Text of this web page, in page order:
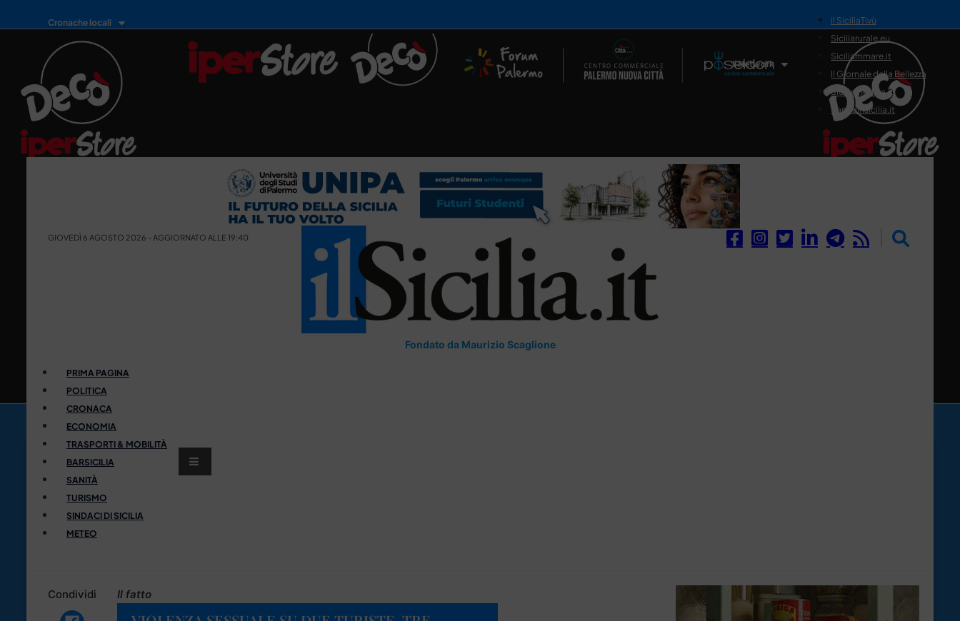
Cronache locali
Il Network
il SiciliaTivù
Siciliarurale.eu
Siciliammare.it
Il Giornale della Bellezza
Siciliamedica.it
Sanitainsicilia.it
GIOVEDÌ 6 AGOSTO 2026 - AGGIORNATO ALLE 19:40
Fondato da Maurizio Scaglione
PRIMA PAGINA
POLITICA
CRONACA
ECONOMIA
TRASPORTI & MOBILITÀ
BARSICILIA
SANITÀ
TURISMO
SINDACI DI SICILIA
METEO
Condividi Il fatto